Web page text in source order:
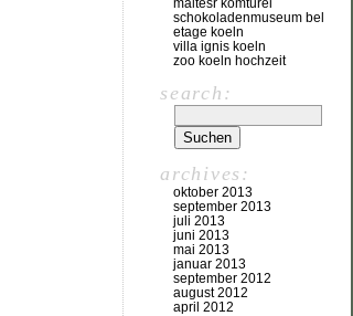
maltesr komturei
schokoladenmuseum bel
etage koeln
villa ignis koeln
zoo koeln hochzeit
search:
archives:
oktober 2013
september 2013
juli 2013
juni 2013
mai 2013
januar 2013
september 2012
august 2012
april 2012